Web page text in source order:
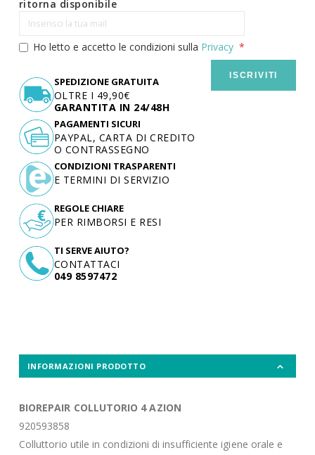
ritorna disponibile
Ho letto e accetto le condizioni sulla Privacy
ISCRIVITI
SPEDIZIONE GRATUITA
OLTRE I 49,90€
GARANTITA IN 24/48H
TI SERVE AIUTO?
CONTATTACI
049 8597472
PAGAMENTI SICURI
PAYPAL, CARTA DI CREDITO
O CONTRASSEGNO
CONDIZIONI TRASPARENTI
E TERMINI DI SERVIZIO
REGOLE CHIARE
PER RIMBORSI E RESI
INFORMAZIONI PRODOTTO
BIOREPAIR COLLUTORIO 4 AZION
920593858
Colluttorio utile in condizioni di insufficiente igiene orale e